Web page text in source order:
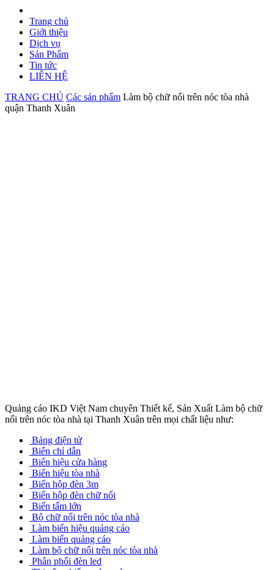
Trang chủ
Giới thiệu
Dịch vụ
Sản Phẩm
Tin tức
LIÊN HỆ
TRANG CHỦ Các sản phẩm Làm bộ chữ nổi trên nóc tòa nhà
quận Thanh Xuân
Quảng cáo IKD Việt Nam chuyên Thiết kế, Sản Xuất Làm bộ chữ
nổi trên nóc tòa nhà tại Thanh Xuân trên mọi chất liệu như:
Bảng điện tử
Biển chỉ dẫn
Biển hiệu cửa hàng
Biển hiệu tòa nhà
Biển hộp đèn 3m
Biển hộp đèn chữ nổi
Biển tấm lớn
Bộ chữ nổi trên nóc tòa nhà
Làm biển hiệu quảng cáo
Làm biển quảng cáo
Làm bộ chữ nổi trên nóc tòa nhà
Phân phối đèn led